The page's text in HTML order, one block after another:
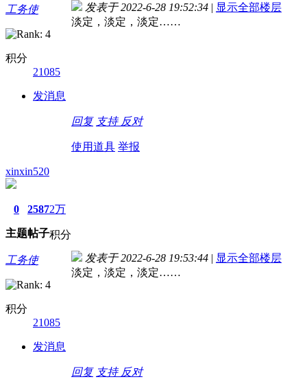
工务使
积分
21085
发消息
发表于 2022-6-28 19:52:34 | 显示全部楼层
淡定，淡定，淡定……
回复 支持 反对
使用道具 举报
xinxin520
0
主题
2587
帖子
2万
积分
工务使
积分
21085
发消息
发表于 2022-6-28 19:53:44 | 显示全部楼层
淡定，淡定，淡定……
回复 支持 反对